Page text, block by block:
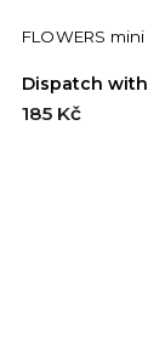
Dispatch
185 Kč